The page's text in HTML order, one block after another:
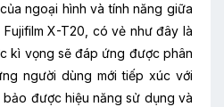
ngoại hình và tính năng giữa
Fujifilm X-T20, có vẻ như đây là
kì vọng sẽ đáp ứng được phân
người dùng mới tiếp xúc với
được hiệu năng sử dụng và